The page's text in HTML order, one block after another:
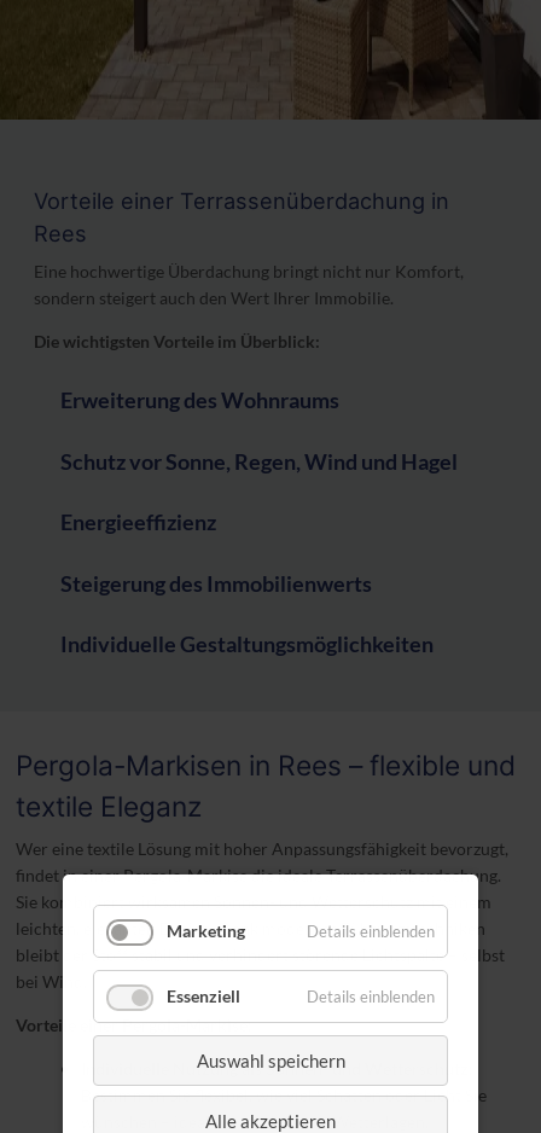
Vorteile einer Terrassenüberdachung in
Rees
Eine hochwertige Überdachung bringt nicht nur Komfort,
sondern steigert auch den Wert Ihrer Immobilie.
Die wichtigsten Vorteile im Überblick:
Erweiterung des Wohnraums
Schutz vor Sonne, Regen, Wind und Hagel
Energieeffizienz
Steigerung des Immobilienwerts
Individuelle Gestaltungsmöglichkeiten
Pergola-Markisen in Rees – flexible und
textile Eleganz
Wer eine textile Lösung mit hoher Anpassungsfähigkeit bevorzugt,
findet in einer Pergola-Markise die ideale Terrassenüberdachung.
Sie kombiniert wirksamen Sonnen- und Wetterschutz mit einem
leichten, eleganten Design. Dank moderner Führungstechniken
bleibt der Stoff stabil und verhindert störende Lichtspalte – selbst
bei Wind.
Vorteile einer Pergola-Markise:
Individuelle Nutzung als Sonnen- und Wetterschutz:
Bestimmen Sie flexibel, wie viel Schatten oder Licht Sie
wünschen – ideal für wechselnde Wetterlagen.
Marketing Details einblenden
Essenziell Details einblenden
Auswahl speichern
Alle akzeptieren